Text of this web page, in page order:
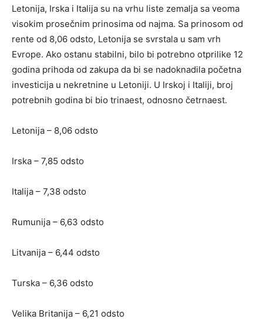
Letonija, Irska i Italija su na vrhu liste zemalja sa veoma
visokim prosečnim prinosima od najma. Sa prinosom od
rente od 8,06 odsto, Letonija se svrstala u sam vrh
Evrope. Ako ostanu stabilni, bilo bi potrebno otprilike 12
godina prihoda od zakupa da bi se nadoknadila početna
investicija u nekretnine u Letoniji. U Irskoj i Italiji, broj
potrebnih godina bi bio trinaest, odnosno četrnaest.
Letonija – 8,06 odsto
Irska – 7,85 odsto
Italija – 7,38 odsto
Rumunija – 6,63 odsto
Litvanija – 6,44 odsto
Turska – 6,36 odsto
Velika Britanija – 6,21 odsto